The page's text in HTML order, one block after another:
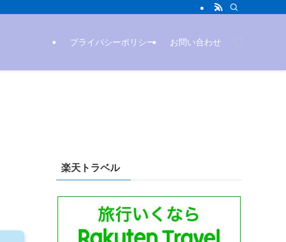
プライバシーポリシー お問い合わせ
楽天トラベル